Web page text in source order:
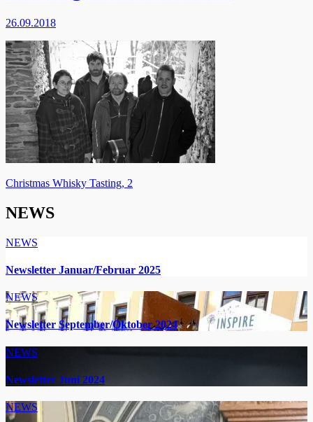
26.09.2018
Beitragsnavigation
Christmas Whisky Tasting, 2
NEWS
NEWS
Newsletter Januar/Februar 2025
NEWS
Newsletter September/Oktober 2024
NEWS
Newsletter Juni 2024
NEWS